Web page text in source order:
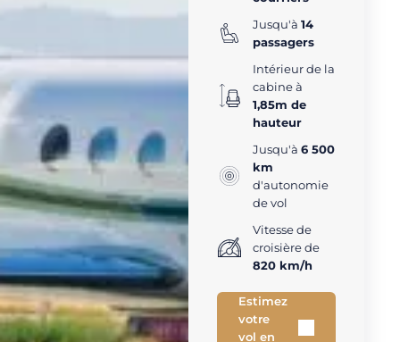
Jusqu'à 14
passagers
Intérieur de la
cabine à
1,85m de
hauteur
Jusqu'à 6 500
km
d'autonomie
de vol
Vitesse de
croisière de
820 km/h
Estimez
votre
vol en